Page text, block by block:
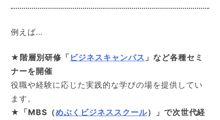
例えば…
★階層別研修「 ビジネスキャンパス 」など各種セミ
ナーを開催
役職や経験に応じた実践的な学びの場を提供してい
ます。
★「MBS（めぶくビジネススクール）」で次世代経